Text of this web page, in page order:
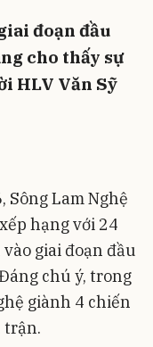
đoạn đầu
cho thấy sự
HLV Văn Sỹ
Sông Lam Nghệ
hạng với 24
giai đoạn đầu
chú ý, trong
giành 4 chiến
trận.